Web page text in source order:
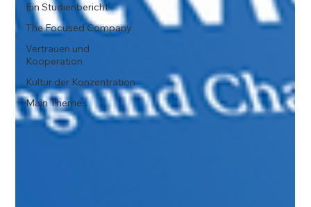
Ein Studienbericht
The Focused Company
Vertrauen und
Kooperation
Kultur der Konzentration
Main Themes